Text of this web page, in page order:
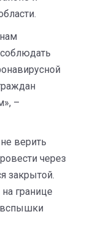
соблюдать
–
верить
через
закрытой.
границе
вспышки